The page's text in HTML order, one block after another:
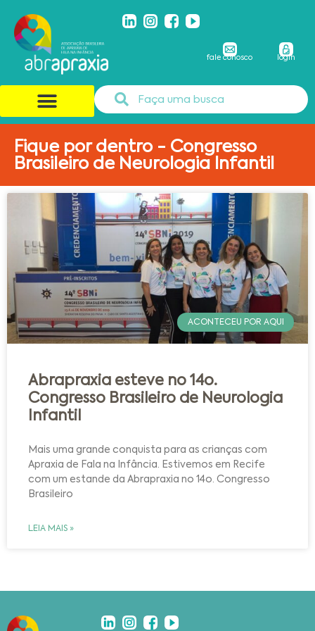
fale conosco login
Fique por dentro - Congresso
Brasileiro de Neurologia Infantil
ACONTECEU POR AQUI
Abrapraxia esteve no 14o.
Congresso Brasileiro de Neurologia
Infantil
Mais uma grande conquista para as crianças com
Apraxia de Fala na Infância. Estivemos em Recife
com um estande da Abrapraxia no 14o. Congresso
Brasileiro
LEIA MAIS »